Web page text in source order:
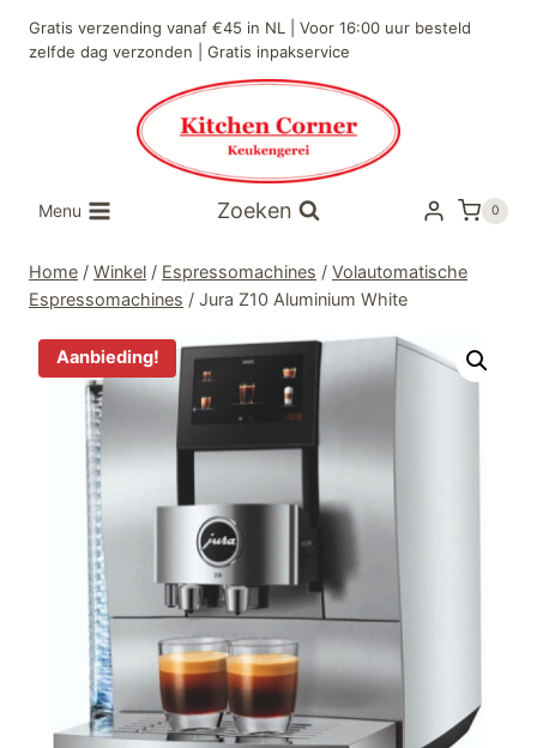
naar
Gratis verzending vanaf €45 in NL | Voor 16:00 uur besteld
zelfde dag verzonden | Gratis inpakservice
Menu Zoeken 0
Home / Winkel / Espressomachines / Volautomatische
Espressomachines / Jura Z10 Aluminium White
Aanbieding!